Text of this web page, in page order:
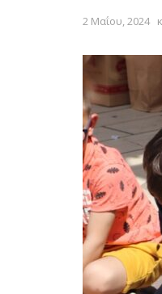
2 Μαΐου, 2024